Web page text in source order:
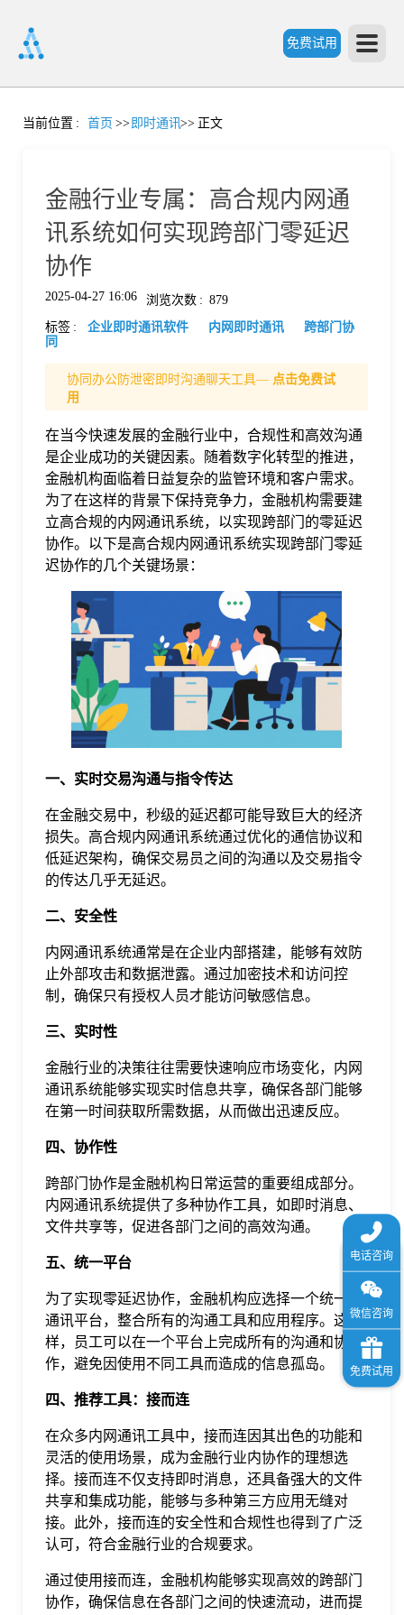
免费试用
首
价
格
常
当前位置 : 首页 >> 即时通讯>> 正文
金融行业专属：高合规内网通
讯系统如何实现跨部门零延迟
协作
2025-04-27 16:06 浏览次数 : 879
标签 : 企业即时通讯软件 内网即时通讯
跨部门协
同
协同办公防泄密即时沟通聊天工具— 点击免费试
用
在当今快速发展的金融行业中，合规性和高效沟通
是企业成功的关键因素。随着数字化转型的推进，
金融机构面临着日益复杂的监管环境和客户需求。
为了在这样的背景下保持竞争力，金融机构需要建
立高合规的内网通讯系统，以实现跨部门的零延迟
协作。以下是高合规内网通讯系统实现跨部门零延
迟协作的几个关键场景：
一、实时交易沟通与指令传达
在金融交易中，秒级的延迟都可能导致巨大的经济
损失。高合规内网通讯系统通过优化的通信协议和
低延迟架构，确保交易员之间的沟通以及交易指令
的传达几乎无延迟。
二、安全性
内网通讯系统通常是在企业内部搭建，能够有效防
止外部攻击和数据泄露。通过加密技术和访问控
制，确保只有授权人员才能访问敏感信息。
三、实时性
金融行业的决策往往需要快速响应市场变化，内网
通讯系统能够实现实时信息共享，确保各部门能够
在第一时间获取所需数据，从而做出迅速反应。
四、协作性
跨部门协作是金融机构日常运营的重要组成部分。
内网通讯系统提供了多种协作工具，如即时消息、
文件共享等，促进各部门之间的高效沟通。
五、统一平台
为了实现零延迟协作，金融机构应选择一个统一的
通讯平台，整合所有的沟通工具和应用程序。这
样，员工可以在一个平台上完成所有的沟通和协
作，避免因使用不同工具而造成的信息孤岛。
四、推荐工具：接而连
在众多内网通讯工具中，接而连因其出色的功能和
灵活的使用场景，成为金融行业内协作的理想选
择。接而连不仅支持即时消息，还具备强大的文件
共享和集成功能，能够与多种第三方应用无缝对
接。此外，接而连的安全性和合规性也得到了广泛
认可，符合金融行业的合规要求。
通过使用接而连，金融机构能够实现高效的跨部门
协作，确保信息在各部门之间的快速流动，进而提